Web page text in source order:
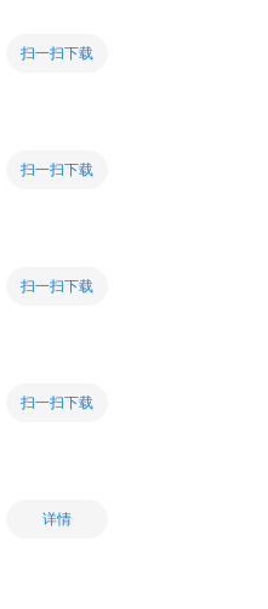
扫一扫下载
扫一扫下载
扫一扫下载
扫一扫下载
详情